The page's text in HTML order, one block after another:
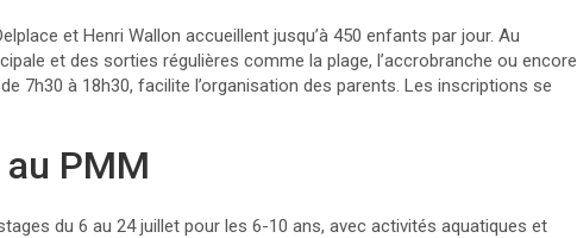
et Henri Wallon accueillent jusqu’à 450 enfants par jour. Au
et des sorties régulières comme la plage, l’accrobranche ou encore
7h30 à 18h30, facilite l’organisation des parents. Les inscriptions se
PMM
du 6 au 24 juillet pour les 6-10 ans, avec activités aquatiques et